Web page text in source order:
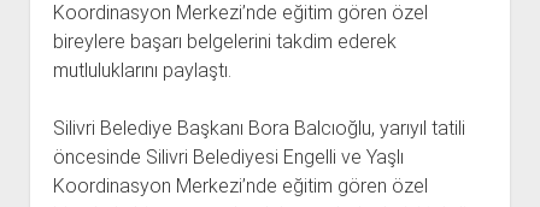
Koordinasyon Merkezi’nde eğitim gören özel
bireylere başarı belgelerini takdim ederek
mutluluklarını paylaştı.
Silivri Belediye Başkanı Bora Balcıoğlu, yarıyıl tatili
öncesinde Silivri Belediyesi Engelli ve Yaşlı
Koordinasyon Merkezi’nde eğitim gören özel